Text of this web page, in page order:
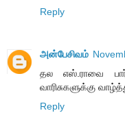
Reply
அன்பேசிவம்
தல எஸ்.ராவை
வாரிசுகளுக்கு
Reply